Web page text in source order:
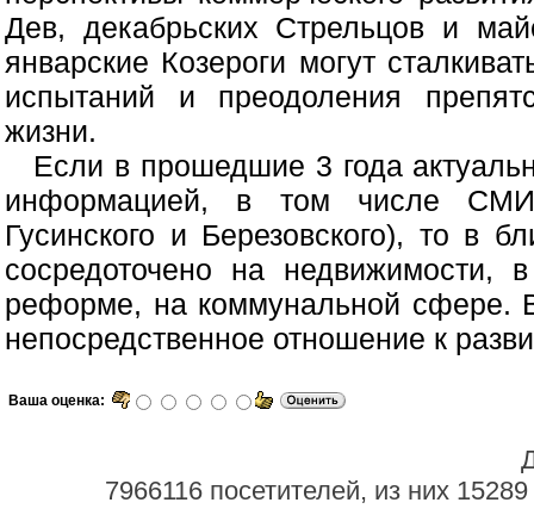
Дев, декабрьских Стрельцов и
январские Козероги могут
испытаний и преодоления
жизни.
Если в прошедшие 3 года
информацией, в том числе СМИ
Гусинского и Березовского), то в
сосредоточено на недвижимости,
реформе, на коммунальной сфере.
непосредственное отношение к
Ваша оценка:
7966116 посетителей, из них